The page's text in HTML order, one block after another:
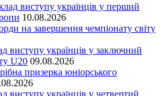
виступу українців у перший
10.08.2026
на завершення чемпіонату світу
виступу українців у заключний
U20 09.08.2026
призерка юніорського
виступу українців у четвертий